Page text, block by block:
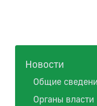
Новости
Общие
Органы власти